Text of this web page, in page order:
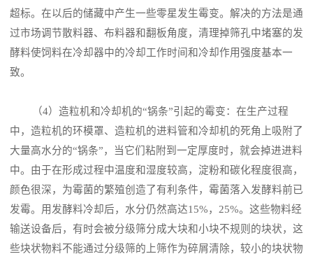
超标。在以后的储藏中产生一些零星发生霉变。解决的方法是通
过市场调节散料器、布料器和翻板角度，清理掉筛孔中堵塞的发
酵料使饲料在冷却器中的冷却工作时间和冷却作用强度基本一
致。
（4）造粒机和冷却机的“锅条”引起的霉变：在生产过程
中，造粒机的环模罩、造粒机的进料管和冷却机的死角上吸附了
大量高水分的“锅条”，当它们粘附到一定厚度时，就会掉进进料
中。由于在形成过程中温度和湿度较高，淀粉和碳化程度很高，
颜色很深，为霉菌的繁殖创造了有利条件，霉菌落入发酵料前已
发霉。用发酵料冷却后，水分仍然高达15%，25%。这些物料经
输送设备后，有时会被分级筛分成大块和小块不规则的块状，这
些块状物料不能通过分级筛的上筛作为碎屑清除，较小的块状物